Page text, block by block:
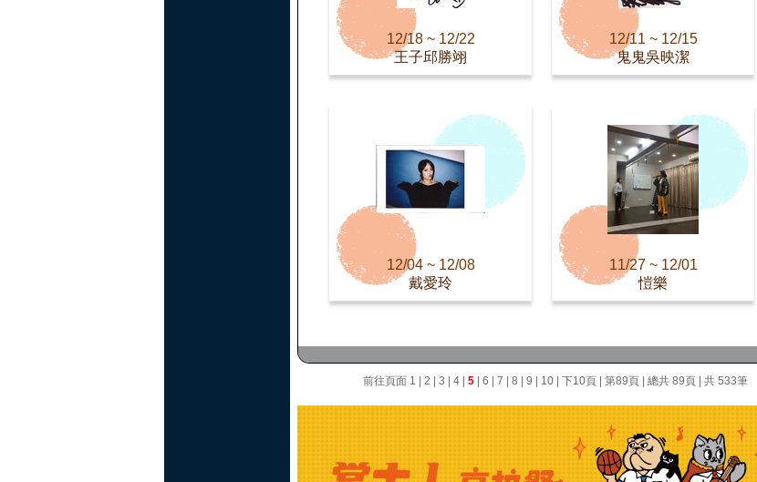
12/18 ~ 12/22
王子邱勝翊
12/11 ~ 12/15
鬼鬼吳映潔
12/04 ~ 12/08
戴愛玲
11/27 ~ 12/01
愷樂
前往頁面 1 2 3 4| 5| 6 7 8 9 10| 下10頁| 第89頁| 總共 89頁 | 共 533筆